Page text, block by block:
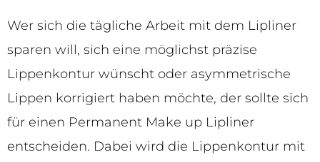
Wer sich die tägliche Arbeit mit dem Lipliner
sparen will, sich eine möglichst präzise
Lippenkontur wünscht oder asymmetrische
Lippen korrigiert haben möchte, der sollte sich
für einen Permanent Make up Lipliner
entscheiden. Dabei wird die Lippenkontur mit